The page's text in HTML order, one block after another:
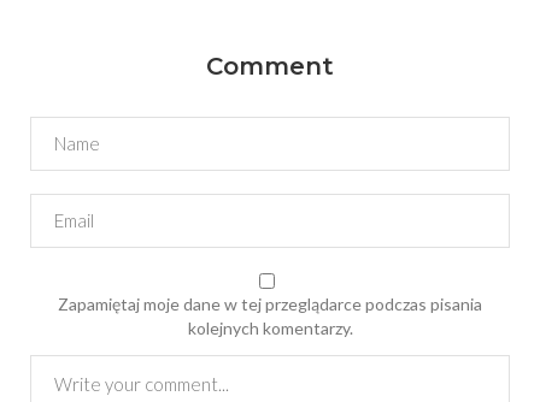
Comment
Zapamiętaj moje dane w tej przeglądarce podczas pisania
kolejnych komentarzy.